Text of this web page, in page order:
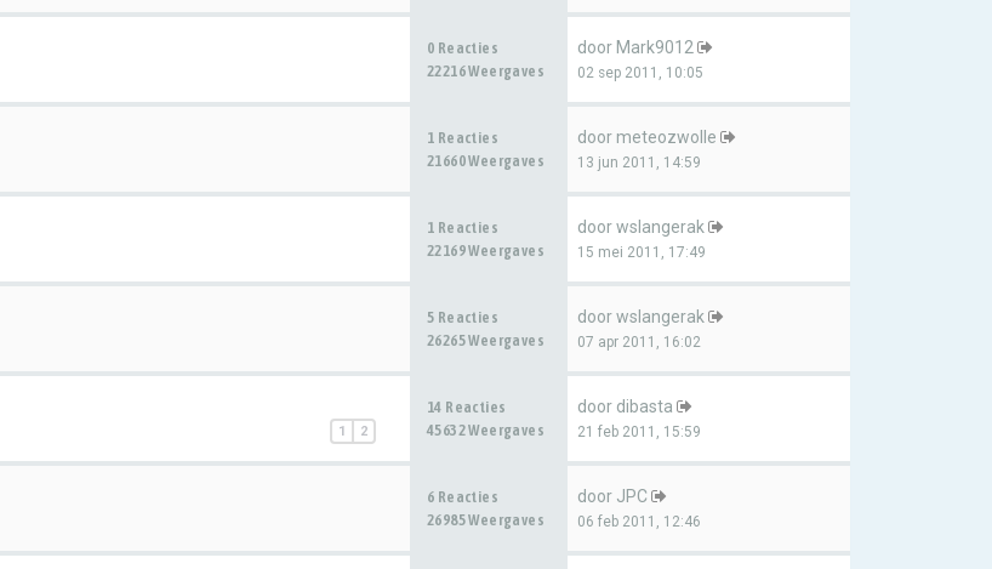
0 Reacties
22216 Weergaves
door Mark9012
02 sep 2011, 10:05
1 Reacties
21660 Weergaves
door meteozwolle
13 jun 2011, 14:59
1 Reacties
22169 Weergaves
doorwslangerak
15 mei 2011, 17:49
5 Reacties
26265 Weergaves
doorwslangerak
07 apr 2011, 16:02
1 2
14 Reacties
45632 Weergaves
door dibasta
21 feb 2011, 15:59
6 Reacties
26985 Weergaves
door JPC
06 feb 2011, 12:46